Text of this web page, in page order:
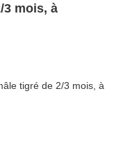
3 mois, à